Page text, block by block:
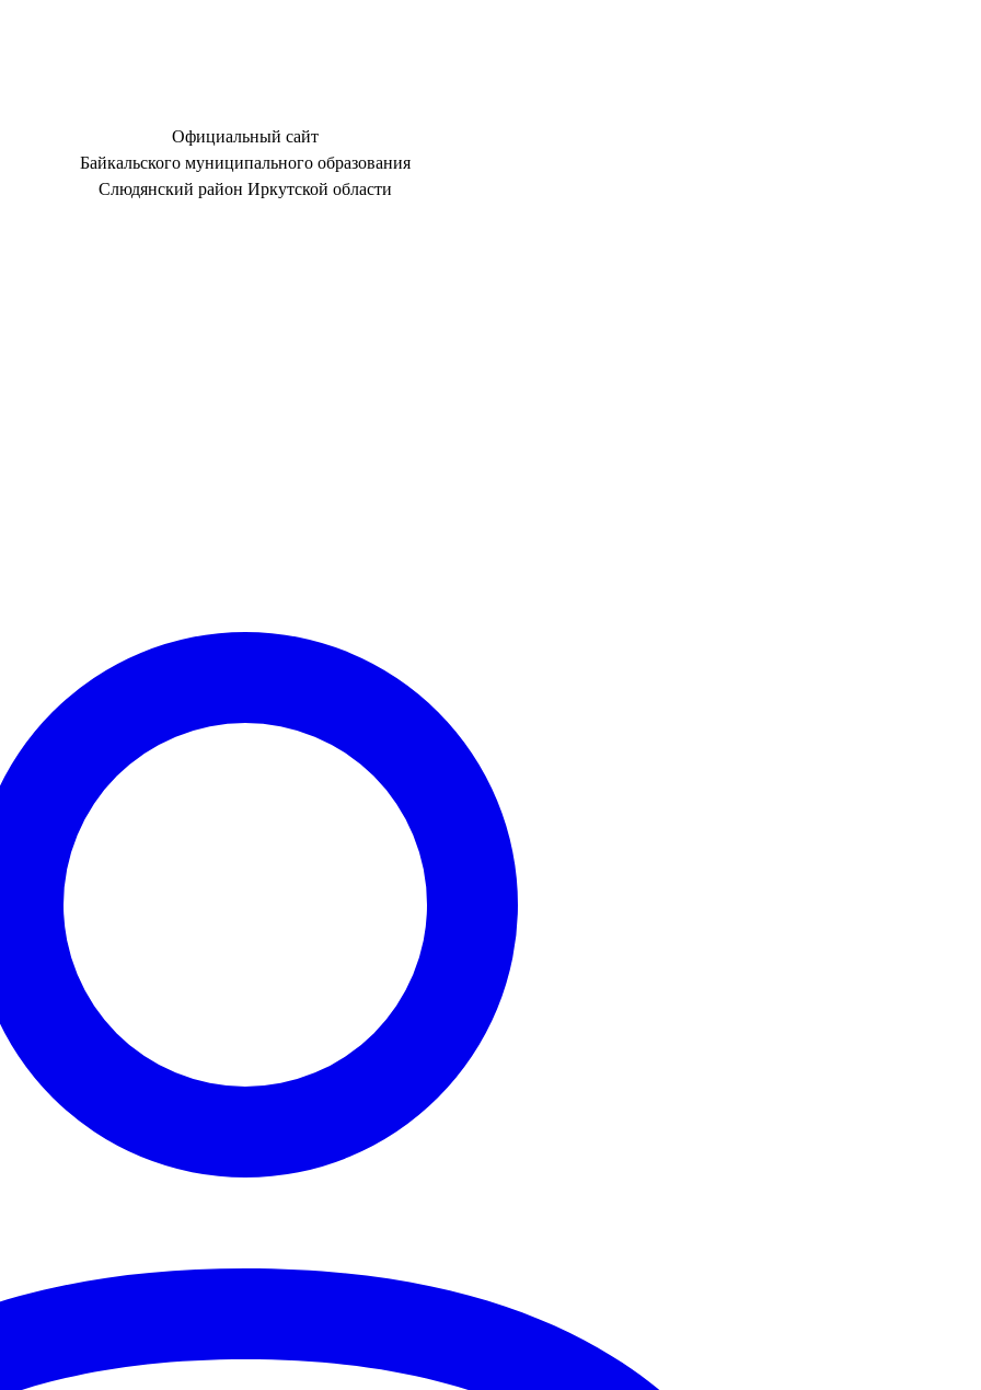
Официальный сайт
Байкальского муниципального образования
Слюдянский район Иркутской области